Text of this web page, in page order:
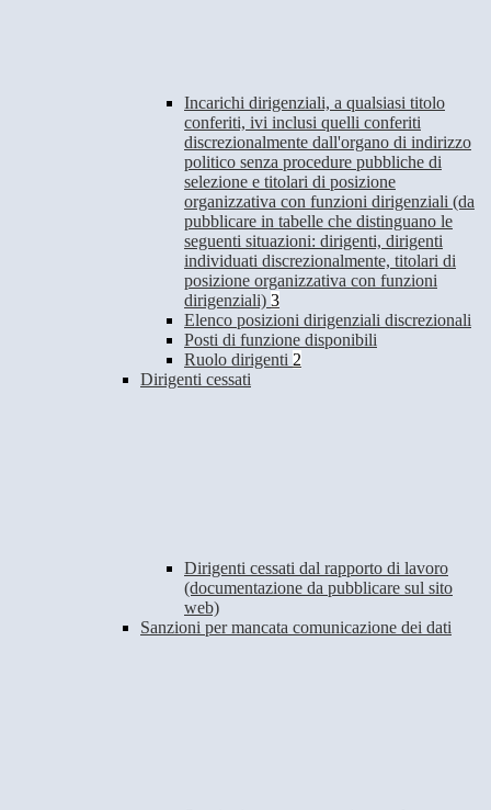
Incarichi dirigenziali, a qualsiasi titolo
conferiti, ivi inclusi quelli conferiti
discrezionalmente dall'organo di indirizzo
politico senza procedure pubbliche di
selezione e titolari di posizione
organizzativa con funzioni dirigenziali (da
pubblicare in tabelle che distinguano le
seguenti situazioni: dirigenti, dirigenti
individuati discrezionalmente, titolari di
posizione organizzativa con funzioni
dirigenziali) 3
Elenco posizioni dirigenziali discrezionali
Posti di funzione disponibili
Ruolo dirigenti 2
Dirigenti cessati
Dirigenti cessati dal rapporto di lavoro
(documentazione da pubblicare sul sito
web)
Sanzioni per mancata comunicazione dei dati